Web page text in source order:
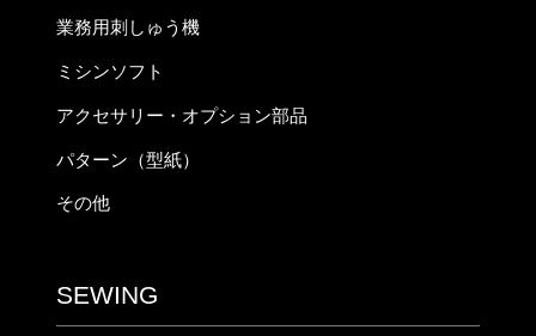
業務用刺しゅう機
ミシンソフト
アクセサリー・オプション部品
パターン（型紙）
その他
SEWING